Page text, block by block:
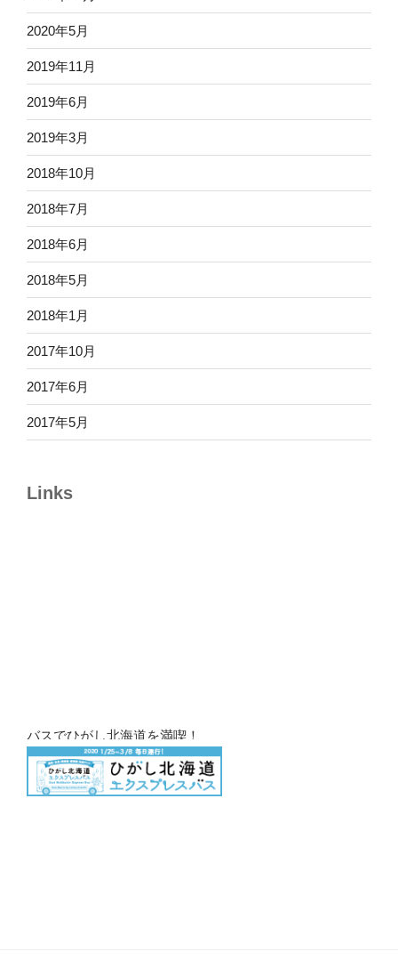
2020年5月
2019年11月
2019年6月
2019年3月
2018年10月
2018年7月
2018年6月
2018年5月
2018年1月
2017年10月
2017年6月
2017年5月
Links
バスでひがし北海道を満喫！